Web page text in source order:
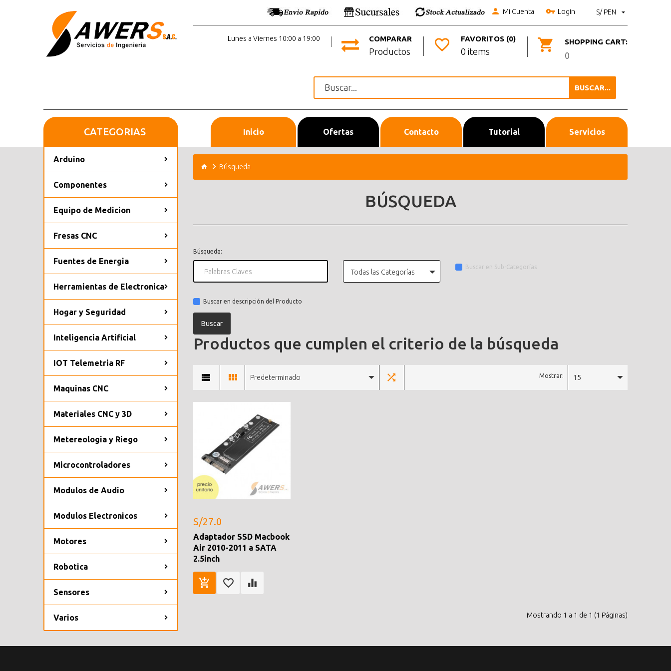
S/ PEN
Mi Cuenta Login
SHOPPING CART:
0
FAVORITOS (0)
0 items
COMPARAR
Productos
Lunes a Viernes 10:00 a 19:00
BUSCAR...
Inicio Ofertas Contacto Tutorial Servicios
CATEGORIAS
Arduino
Componentes
Equipo de Medicion
Fresas CNC
Fuentes de Energia
Herramientas de Electronica
Hogar y Seguridad
Inteligencia Artificial
IOT Telemetria RF
Maquinas CNC
Materiales CNC y 3D
Metereologia y Riego
Microcontroladores
Modulos de Audio
Modulos Electronicos
Motores
Robotica
Sensores
Varios
Búsqueda
BÚSQUEDA
Búsqueda:
Todas las Categorías
Buscar en Sub-Categorías
Buscar en descripción del Producto
Productos que cumplen el criterio de la búsqueda
Predeterminado Mostrar: 15
S/27.0
Adaptador SSD Macbook
Air 2010-2011 a SATA
2.5inch
Mostrando 1 a 1 de 1 (1 Páginas)